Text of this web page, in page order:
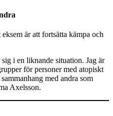
är att fortsätta kämpa och
i en liknande situation. Jag är
för personer med atopiskt
med andra som
Axelsson.